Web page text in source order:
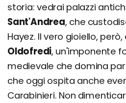
storia: vedrai palazzi
Sant'Andrea, che
Hayez. Il vero gioiello, però,
Oldofredi, un'imponente
medievale che domina
che oggi ospita anche
Carabinieri. Non